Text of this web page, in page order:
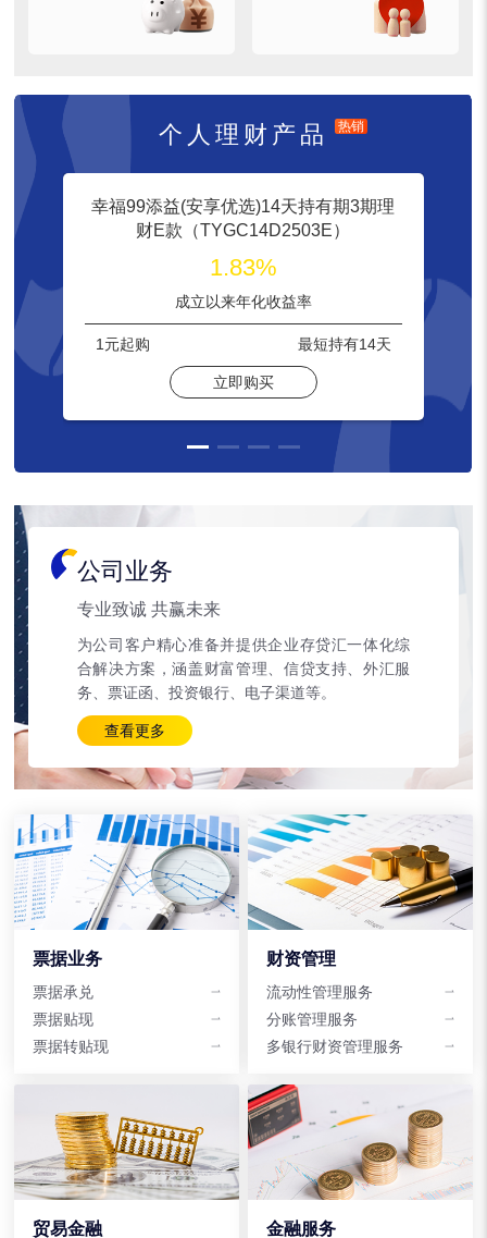
个人理财产品 热销
幸福99添益(安享优选)14天持有期3期理
财E款（TYGC14D2503E）
1.83%
成立以来年化收益率
1元起购 最短持有14天
立即购买
公司业务
专业致诚 共赢未来
为公司客户精心准备并提供企业存贷汇一体化综
合解决方案，涵盖财富管理、信贷支持、外汇服
务、票证函、投资银行、电子渠道等。
查看更多
票据业务
票据承兑
票据贴现
票据转贴现
财资管理
流动性管理服务
分账管理服务
多银行财资管理服务
贸易金融 金融服务